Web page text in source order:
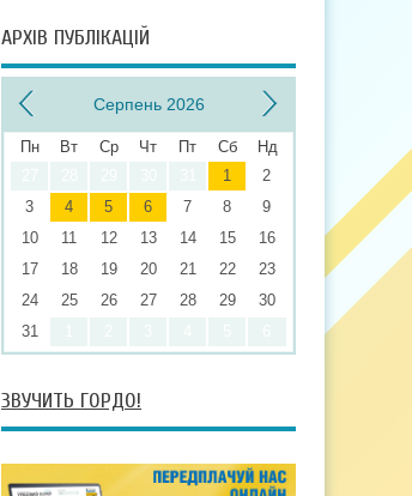
АРХІВ ПУБЛІКАЦІЙ
Серпень 2026
Пн Вт Ср Чт Пт Сб
Нд
1
2
3
4 5 6 7 8
9
10
11 12 13 14 15
16
17
18 19 20 21 22
23
24
25 26 27 28 29
30
31
ЗВУЧИТЬ ГОРДО!